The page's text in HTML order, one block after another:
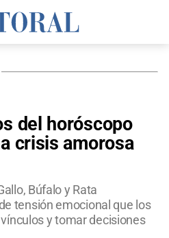
del horóscopo
crisis amorosa
Búfalo y Rata
tensión emocional que los
y tomar decisiones